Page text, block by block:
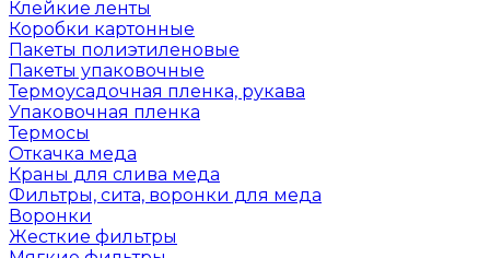
Клейкие ленты
Коробки картонные
Пакеты полиэтиленовые
Пакеты упаковочные
Термоусадочная пленка, рукава
Упаковочная пленка
Термосы
Откачка меда
Краны для слива меда
Фильтры, сита, воронки для меда
Воронки
Жесткие фильтры